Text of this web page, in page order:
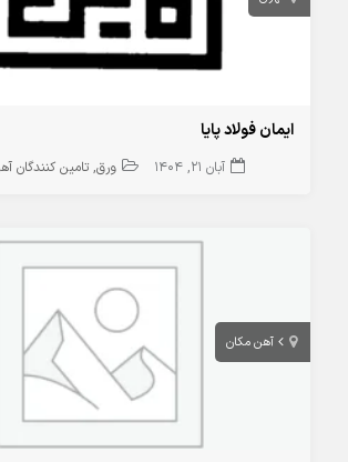
ایمان فولاد پایا
آبان 21, 1404 ورق تامین کنندگان
آهن مکان